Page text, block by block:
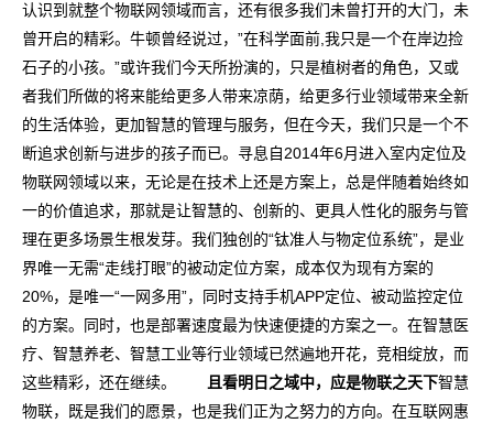
认识到就整个物联网领域而言，还有很多我们未曾打开的大门，未
曾开启的精彩。牛顿曾经说过，”在科学面前,我只是一个在岸边捡
石子的小孩。”或许我们今天所扮演的，只是植树者的角色，又或
者我们所做的将来能给更多人带来凉荫，给更多行业领域带来全新
的生活体验，更加智慧的管理与服务，但在今天，我们只是一个不
断追求创新与进步的孩子而已。寻息自2014年6月进入室内定位及
物联网领域以来，无论是在技术上还是方案上，总是伴随着始终如
一的价值追求，那就是让智慧的、创新的、更具人性化的服务与管
理在更多场景生根发芽。我们独创的“钛准人与物定位系统”，是业
界唯一无需“走线打眼”的被动定位方案，成本仅为现有方案的
20%，是唯一“一网多用”，同时支持手机APP定位、被动监控定位
的方案。同时，也是部署速度最为快速便捷的方案之一。在智慧医
疗、智慧养老、智慧工业等行业领域已然遍地开花，竞相绽放，而
这些精彩，还在继续。
且看明日之域中，应是物联之天下智慧
物联，既是我们的愿景，也是我们正为之努力的方向。在互联网惠